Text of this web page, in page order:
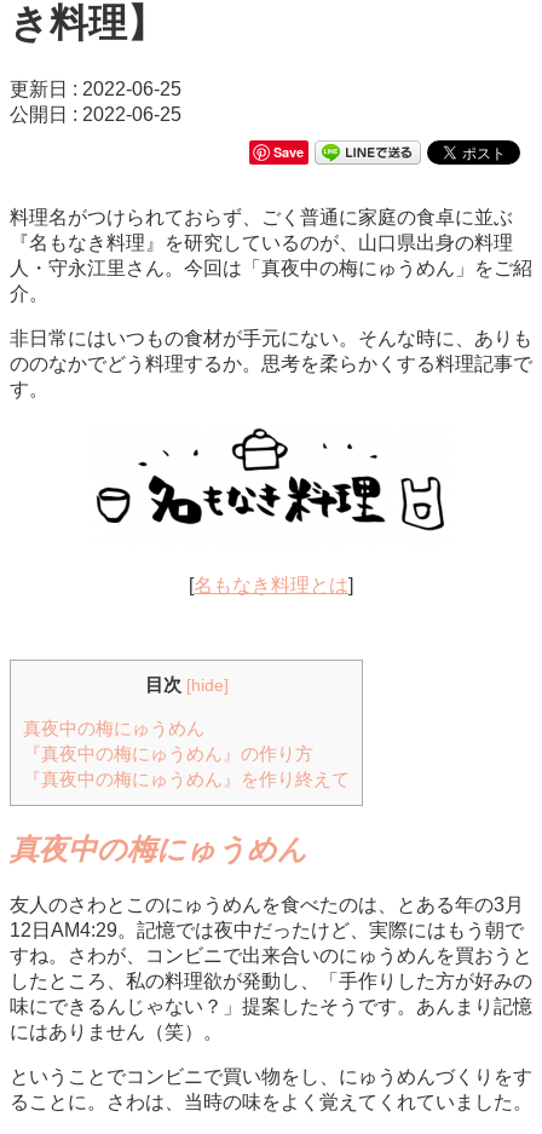
き料理】
更新日 : 2022-06-25
公開日 : 2022-06-25
Save
料理名がつけられておらず、ごく普通に家庭の食卓に並ぶ
『名もなき料理』を研究しているのが、山口県出身の料理
人・守永江里さん。今回は「真夜中の梅にゅうめん」をご紹
介。
非日常にはいつもの食材が手元にない。そんな時に、ありも
ののなかでどう料理するか。思考を柔らかくする料理記事で
す。
[名もなき料理とは]
目次 [hide]
真夜中の梅にゅうめん
『真夜中の梅にゅうめん』の作り方
『真夜中の梅にゅうめん』を作り終えて
真夜中の梅にゅうめん
友人のさわとこのにゅうめんを食べたのは、とある年の3月
12日AM4:29。記憶では夜中だったけど、実際にはもう朝で
すね。さわが、コンビニで出来合いのにゅうめんを買おうと
したところ、私の料理欲が発動し、「手作りした方が好みの
味にできるんじゃない？」提案したそうです。あんまり記憶
にはありません（笑）。
ということでコンビニで買い物をし、にゅうめんづくりをす
ることに。さわは、当時の味をよく覚えてくれていました。